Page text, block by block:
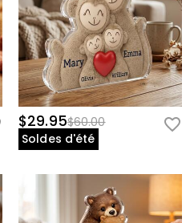
$29.95$60.00
Soldes d'été